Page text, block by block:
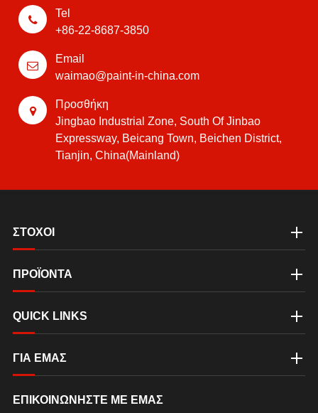
Tel
+86-22-8687-3850
Email
waimao@paint-in-china.com
Προσθήκη
Jingbao Industrial Zone, South Of Jinbao
Expressway, Beicang Town, Beichen District,
Tianjin, China(Mainland)
ΣΤΟΧΟΙ
ΠΡΟΪΟΝΤΑ
QUICK LINKS
ΓΙΑ ΕΜΆΣ
ΕΠΙΚΟΙΝΩΝΉΣΤΕ ΜΕ ΕΜΆΣ